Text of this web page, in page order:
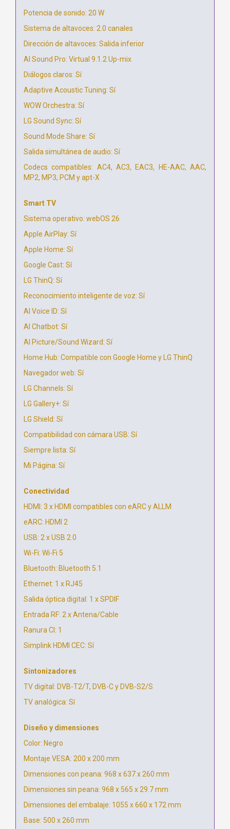
Potencia de sonido: 20 W
Sistema de altavoces: 2.0 canales
Dirección de altavoces: Salida inferior
AI Sound Pro: Virtual 9.1.2 Up-mix
Diálogos claros: Sí
Adaptive Acoustic Tuning: Sí
WOW Orchestra: Sí
LG Sound Sync: Sí
Sound Mode Share: Sí
Salida simultánea de audio: Sí
Codecs compatibles: AC4, AC3, EAC3, HE-AAC, AAC,
MP2, MP3, PCM y apt-X
Smart TV
Sistema operativo: webOS 26
Apple AirPlay: Sí
Apple Home: Sí
Google Cast: Sí
LG ThinQ: Sí
Reconocimiento inteligente de voz: Sí
AI Voice ID: Sí
AI Chatbot: Sí
AI Picture/Sound Wizard: Sí
Home Hub: Compatible con Google Home y LG ThinQ
Navegador web: Sí
LG Channels: Sí
LG Gallery+: Sí
LG Shield: Sí
Compatibilidad con cámara USB: Sí
Siempre lista: Sí
Mi Página: Sí
Conectividad
HDMI: 3 x HDMI compatibles con eARC y ALLM
eARC: HDMI 2
USB: 2 x USB 2.0
Wi-Fi: Wi-Fi 5
Bluetooth: Bluetooth 5.1
Ethernet: 1 x RJ45
Salida óptica digital: 1 x SPDIF
Entrada RF: 2 x Antena/Cable
Ranura CI: 1
Simplink HDMI CEC: Sí
Sintonizadores
TV digital: DVB-T2/T, DVB-C y DVB-S2/S
TV analógica: Sí
Diseño y dimensiones
Color: Negro
Montaje VESA: 200 x 200 mm
Dimensiones con peana: 968 x 637 x 260 mm
Dimensiones sin peana: 968 x 565 x 29.7 mm
Dimensiones del embalaje: 1055 x 660 x 172 mm
Base: 500 x 260 mm